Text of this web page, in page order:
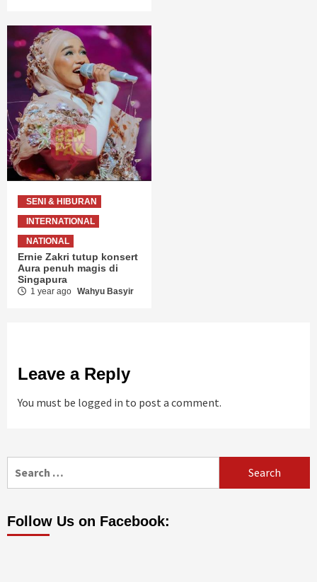
SENI & HIBURAN
INTERNATIONAL
NATIONAL
Ernie Zakri tutup konsert
Aura penuh magis di
Singapura
1 year ago Wahyu Basyir
Leave a Reply
You must be logged in to post a comment.
for:
Follow Us on Facebook: